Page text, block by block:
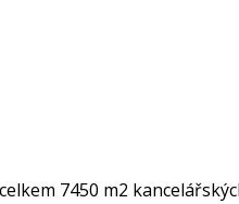
7450 m2